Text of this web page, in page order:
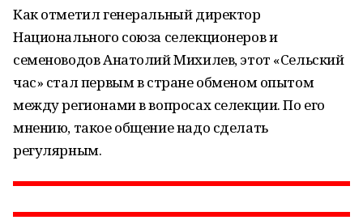
Как отметил генеральный директор
Национального союза селекционеров и
семеноводов Анатолий Михилев, этот «Сельский
час» стал первым в стране обменом опытом
между регионами в вопросах селекции. По его
мнению, такое общение надо сделать
регулярным.